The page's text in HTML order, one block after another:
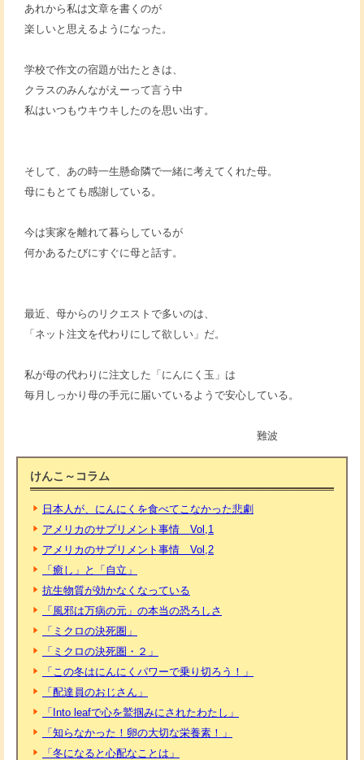
あれから私は文章を書くのが
楽しいと思えるようになった。
学校で作文の宿題が出たときは、
クラスのみんながえーって言う中
私はいつもウキウキしたのを思い出す。
そして、あの時一生懸命隣で一緒に考えてくれた母。
母にもとても感謝している。
今は実家を離れて暮らしているが
何かあるたびにすぐに母と話す。
最近、母からのリクエストで多いのは、
「ネット注文を代わりにして欲しい」だ。
私が母の代わりに注文した「にんにく玉」は
毎月しっかり母の手元に届いているようで安心している。
難波
けんこ～コラム
日本人が、にんにくを食べてこなかった悲劇
アメリカのサプリメント事情 Vol,1
アメリカのサプリメント事情 Vol,2
「癒し」と「自立」
抗生物質が効かなくなっている
「風邪は万病の元」の本当の恐ろしさ
「ミクロの決死圏」
「ミクロの決死圏・２」
「この冬はにんにくパワーで乗り切ろう！」
「配達員のおじさん」
「Into leafで心を鷲掴みにされたわたし」
「知らなかった！卵の大切な栄養素！」
「冬になると心配なことは」